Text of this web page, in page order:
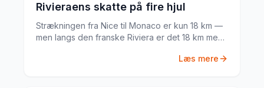
Rivieraens skatte på fire hjul
Strækningen fra Nice til Monaco er kun 18 km —
men langs den franske Riviera er det 18 km med
er min guide til den perfekte dagstur.Læs mere